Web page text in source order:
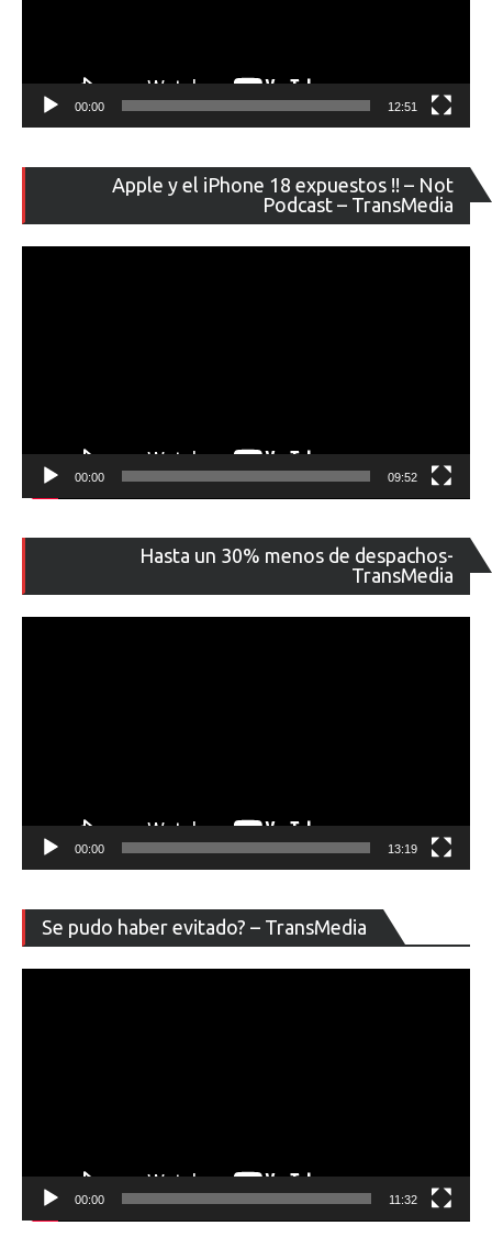
00:00 12:51
Apple y el iPhone 18 expuestos !! – Not
Podcast – TransMedia
de
00:00 09:52
Hasta un 30% menos de despachos-
TransMedia
de
00:00 13:19
Se pudo haber evitado? – TransMedia
de
00:00 11:32